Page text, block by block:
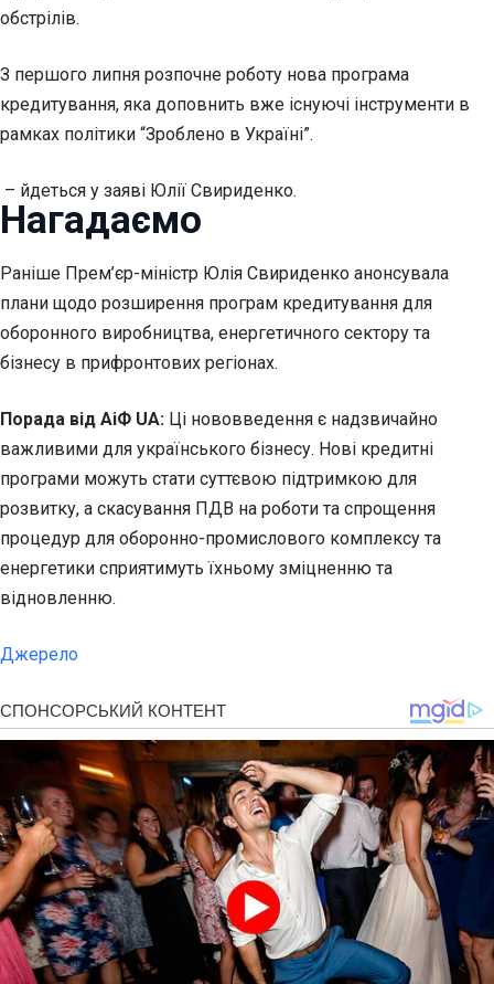
обстрілів.
З першого липня розпочне роботу нова програма
кредитування, яка доповнить вже існуючі інструменти в
рамках політики “Зроблено в Україні”.
– йдеться у заяві Юлії Свириденко.
Нагадаємо
Раніше Прем’єр-міністр Юлія Свириденко анонсувала
плани щодо розширення програм кредитування для
оборонного виробництва, енергетичного сектору та
бізнесу в прифронтових регіонах.
Порада від АіФ UA: Ці нововведення є надзвичайно
важливими для українського бізнесу. Нові кредитні
програми можуть стати суттєвою підтримкою для
розвитку, а скасування ПДВ на роботи та спрощення
процедур для оборонно-промислового комплексу та
енергетики сприятимуть їхньому зміцненню та
відновленню.
Джерело